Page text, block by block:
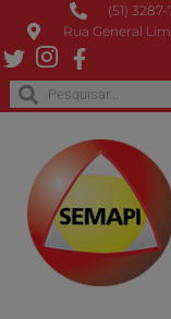
(51)
Rua General